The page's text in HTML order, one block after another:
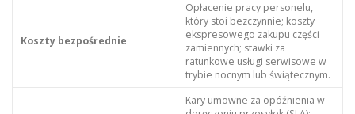
Koszty bezpośrednie
Opłacenie pracy personelu,
który stoi bezczynnie; koszty
ekspresowego zakupu części
zamiennych; stawki za
ratunkowe usługi serwisowe w
trybie nocnym lub świątecznym.
Kary umowne za opóźnienia w